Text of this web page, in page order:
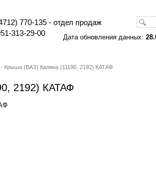
770-135 - отдел продаж
313-29-00
Дата обновления данных:
– Крыша (ВАЗ) Калина (11190, 2192) КАТАФ
2192) КАТАФ